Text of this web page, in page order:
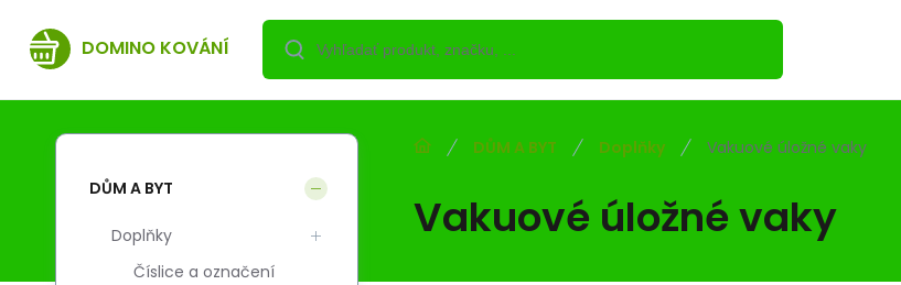
DOMINO KOVÁNÍ
DŮM A BYT Doplňky Vakuové úložné vaky
Vakuové úložné vaky
DŮM A BYT
Doplňky
Číslice a označení